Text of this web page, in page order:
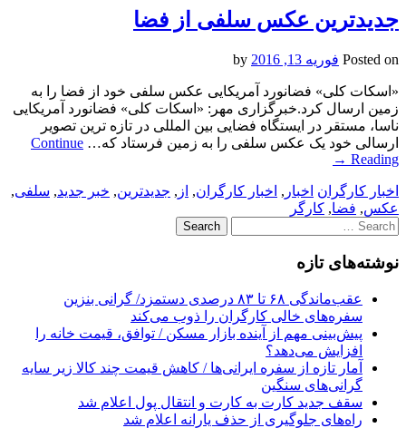
جدیدترین عکس سلفی از فضا
Posted on فوریه 13, 2016
«اسکات کلی» فضانورد آمریکایی عکس سلفی خود از فضا را به
زمین ارسال کرد.خبرگزاری مهر: «اسکات کلی» فضانورد آمریکایی
ناسا، مستقر در ایستگاه فضایی بین المللی در تازه ترین تصویر
ارسالی خود یک عکس سلفی را به زمین فرستاد که… Continue
Reading
→
اخبار کارگران اخبار , اخبار کارگران, از , جدیدترین, خبر جدید, سلفی,
عکس, فضا, کارگر
Search
for:
نوشته‌های تازه
عقب‌ماندگی ۶۸ تا ۸۳ درصدی دستمزد/ گرانی بنزین
سفره‌های خالی کارگران را ذوب می‌کند
پیش‌بینی مهم از آینده بازار مسکن / توافق، قیمت خانه را
افزایش می‌دهد؟
آمار تازه از سفره ایرانی‌ها / کاهش قیمت چند کالا زیر سایه
گرانی‌های سنگین
سقف جدید کارت به کارت و انتقال پول اعلام شد
راه‌های جلوگیری از حذف یارانه اعلام شد